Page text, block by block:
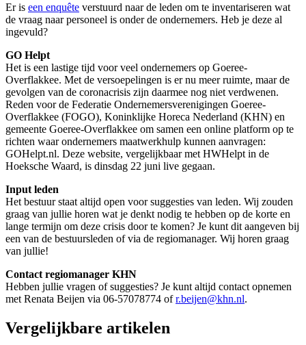
Er is een enquête verstuurd naar de leden om te inventariseren wat
de vraag naar personeel is onder de ondernemers. Heb je deze al
ingevuld?
GO Helpt
Het is een lastige tijd voor veel ondernemers op Goeree-
Overflakkee. Met de versoepelingen is er nu meer ruimte, maar de
gevolgen van de coronacrisis zijn daarmee nog niet verdwenen.
Reden voor de Federatie Ondernemersverenigingen Goeree-
Overflakkee (FOGO), Koninklijke Horeca Nederland (KHN) en
gemeente Goeree-Overflakkee om samen een online platform op te
richten waar ondernemers maatwerkhulp kunnen aanvragen:
GOHelpt.nl. Deze website, vergelijkbaar met HWHelpt in de
Hoeksche Waard, is dinsdag 22 juni live gegaan.
Input leden
Het bestuur staat altijd open voor suggesties van leden. Wij zouden
graag van jullie horen wat je denkt nodig te hebben op de korte en
lange termijn om deze crisis door te komen? Je kunt dit aangeven bij
een van de bestuursleden of via de regiomanager. Wij horen graag
van jullie!
Contact regiomanager KHN
Hebben jullie vragen of suggesties? Je kunt altijd contact opnemen
met Renata Beijen via 06-57078774 ofr.beijen@khn.nl.
Vergelijkbare artikelen